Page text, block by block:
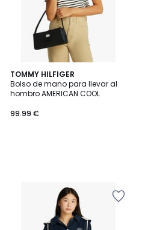
TOMMY HILFIGER
Bolso de mano para llevar al
hombro AMERICAN COOL
99.99 €